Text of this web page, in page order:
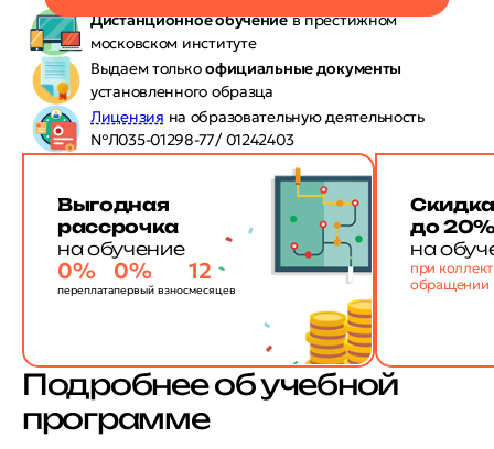
Дистанционное обучениев престижном
московском институте
Выдаем толькоофициальные документы
установленного образца
Лицензия на образовательную деятельность
№Л035-01298-77/ 01242403
Выгодная
рассрочка
на обучение
0%
переплата
0%
первый взнос
12
месяцев
до
на
при
обращении
Подробнее об учебной
программе